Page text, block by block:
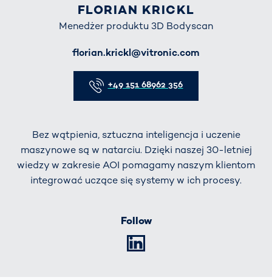
FLORIAN KRICKL
Menedżer produktu 3D Bodyscan
florian.krickl@vitronic.com
+49 151 68962 356
Bez wątpienia, sztuczna inteligencja i uczenie
maszynowe są w natarciu. Dzięki naszej 30-letniej
wiedzy w zakresie AOI pomagamy naszym klientom
integrować uczące się systemy w ich procesy.
Follow